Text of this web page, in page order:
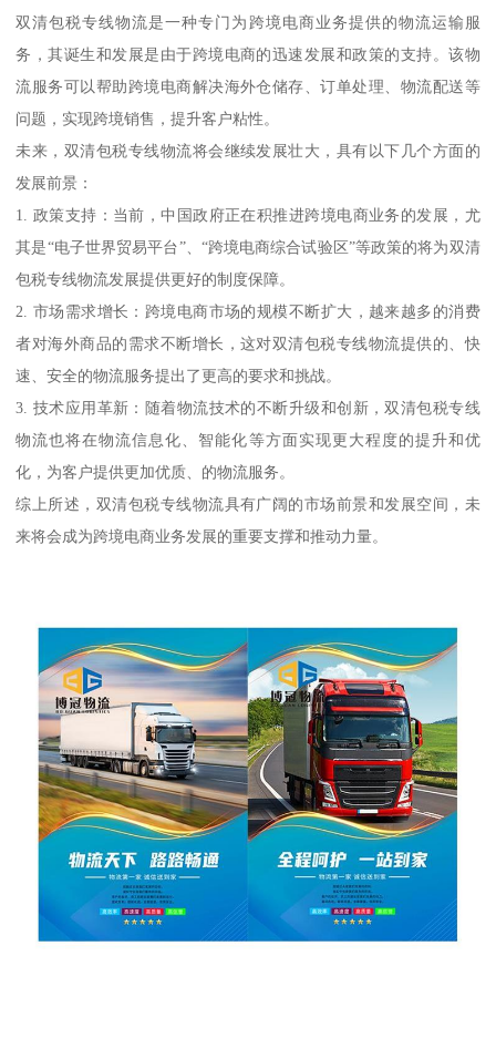
双清包税专线物流是一种专门为跨境电商业务提供的物流运输服
务，其诞生和发展是由于跨境电商的迅速发展和政策的支持。该物
流服务可以帮助跨境电商解决海外仓储存、订单处理、物流配送等
问题，实现跨境销售，提升客户粘性。
未来，双清包税专线物流将会继续发展壮大，具有以下几个方面的
发展前景：
1. 政策支持：当前，中国政府正在积推进跨境电商业务的发展，尤
其是“电子世界贸易平台”、“跨境电商综合试验区”等政策的将为双清
包税专线物流发展提供更好的制度保障。
2. 市场需求增长：跨境电商市场的规模不断扩大，越来越多的消费
者对海外商品的需求不断增长，这对双清包税专线物流提供的、快
速、安全的物流服务提出了更高的要求和挑战。
3. 技术应用革新：随着物流技术的不断升级和创新，双清包税专线
物流也将在物流信息化、智能化等方面实现更大程度的提升和优
化，为客户提供更加优质、的物流服务。
综上所述，双清包税专线物流具有广阔的市场前景和发展空间，未
来将会成为跨境电商业务发展的重要支撑和推动力量。